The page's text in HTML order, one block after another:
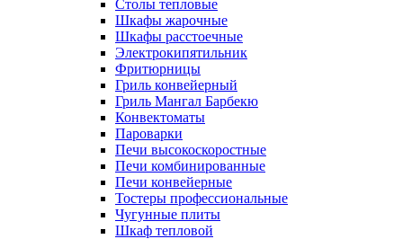
Столы тепловые
Шкафы жарочные
Шкафы расстоечные
Электрокипятильник
Фритюрницы
Гриль конвейерный
Гриль Мангал Барбекю
Конвектоматы
Пароварки
Печи высокоскоростные
Печи комбинированные
Печи конвейерные
Тостеры профессиональные
Чугунные плиты
Шкаф тепловой